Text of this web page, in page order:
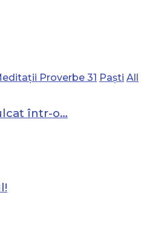
Proverbe 31 Paști All
într-o…